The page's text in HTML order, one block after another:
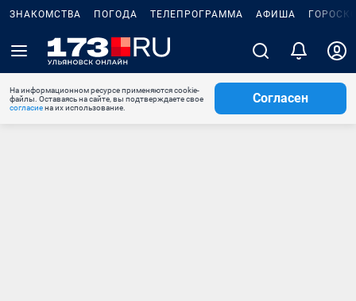
ЗНАКОМСТВА ПОГОДА ТЕЛЕПРОГРАММА АФИША
На информационном ресурсе применяются cookie-
файлы. Оставаясь на сайте, вы подтверждаете свое
согласиена их использование.
Согласен